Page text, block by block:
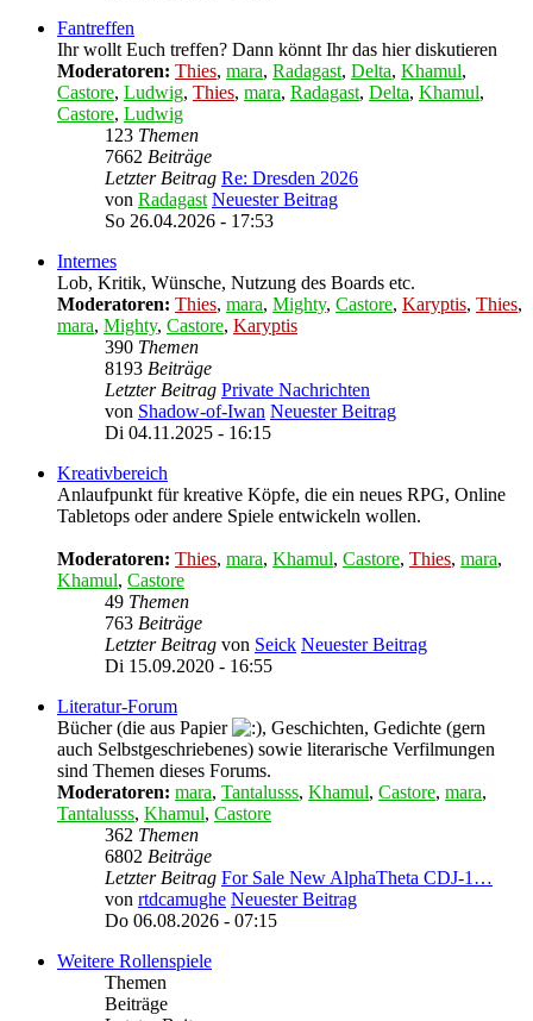
Fantreffen
Ihr wollt Euch treffen? Dann könnt Ihr das hier diskutieren
Moderatoren: Thies, mara, Radagast, Delta, Khamul,
Castore, Ludwig, Thies, mara, Radagast, Delta, Khamul,
Castore, Ludwig
123 Themen
7662 Beiträge
Letzter Beitrag Re: Dresden 2026
von Radagast Neuester Beitrag
So 26.04.2026 - 17:53
Internes
Lob, Kritik, Wünsche, Nutzung des Boards etc.
Moderatoren: Thies, mara, Mighty, Castore, Karyptis, Thies,
mara, Mighty, Castore, Karyptis
390 Themen
8193 Beiträge
Letzter Beitrag Private Nachrichten
von Shadow-of-Iwan Neuester Beitrag
Di 04.11.2025 - 16:15
Kreativbereich
Anlaufpunkt für kreative Köpfe, die ein neues RPG, Online
Tabletops oder andere Spiele entwickeln wollen.
Moderatoren: Thies, mara, Khamul, Castore, Thies, mara,
Khamul, Castore
49 Themen
763 Beiträge
Letzter Beitrag von Seick Neuester Beitrag
Di 15.09.2020 - 16:55
Literatur-Forum
Bücher (die aus Papier
, Geschichten, Gedichte (gern
auch Selbstgeschriebenes) sowie literarische Verfilmungen
sind Themen dieses Forums.
Moderatoren: mara, Tantalusss, Khamul, Castore, mara,
Tantalusss, Khamul, Castore
362 Themen
6802 Beiträge
Letzter Beitrag For Sale New AlphaTheta CDJ-1…
von rtdcamughe Neuester Beitrag
Do 06.08.2026 - 07:15
Weitere Rollenspiele
Themen
Beiträge